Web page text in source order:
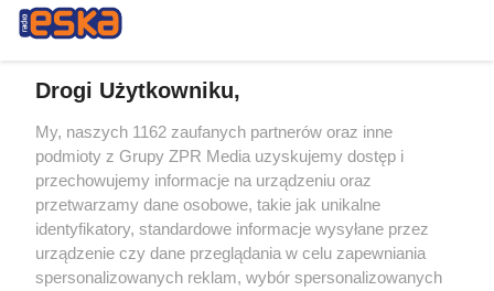
Żaden utwór zamieszczony w serwisie nie może być powielany i
rozpowszechniany lub dalej rozpowszechniany w jakikolwiek sposób (w
tym także elektroniczny lub mechaniczny) na jakimkolwiek polu
eksploatacji w jakiejkolwiek formie, włącznie z umieszczaniem w Internecie
bez pisemnej zgody właściciela praw. Jakiekolwiek użycie lub
wykorzystanie utworów w całości lub w części z naruszeniem prawa, tzn.
bez właściwej zgody, jest zabronione pod groźbą kary i może być ścigane
prawnie.
Drogi Użytkowniku,
My, naszych 1162 zaufanych partnerów oraz inne
podmioty z Grupy ZPR Media uzyskujemy dostęp i
przechowujemy informacje na urządzeniu oraz
przetwarzamy dane osobowe, takie jak unikalne
identyfikatory, standardowe informacje wysyłane przez
urządzenie czy dane przeglądania w celu zapewniania
spersonalizowanych reklam, wybór spersonalizowanych